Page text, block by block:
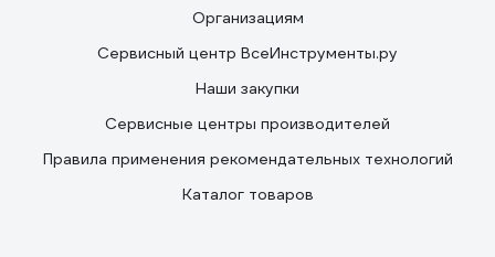
Организациям
Сервисный центр ВсеИнструменты.ру
Наши закупки
Сервисные центры производителей
Правила применения рекомендательных технологий
Каталог товаров